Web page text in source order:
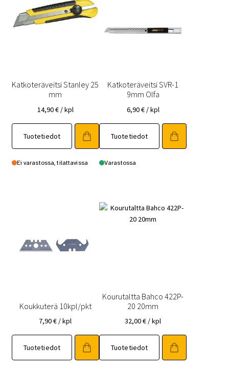
Katkoteräveitsi Stanley 25
mm
14,90€ / kpl
Tuotetiedot
Ei varastossa, tilattavissa
Katkoteräveitsi SVR-1
9mm Olfa
6,90€ / kpl
Tuotetiedot
Varastossa
Koukkuterä 10kpl/pkt
7,90€ / kpl
Tuotetiedot
Kourutaltta Bahco 422P-
20 20mm
32,00€ / kpl
Tuotetiedot